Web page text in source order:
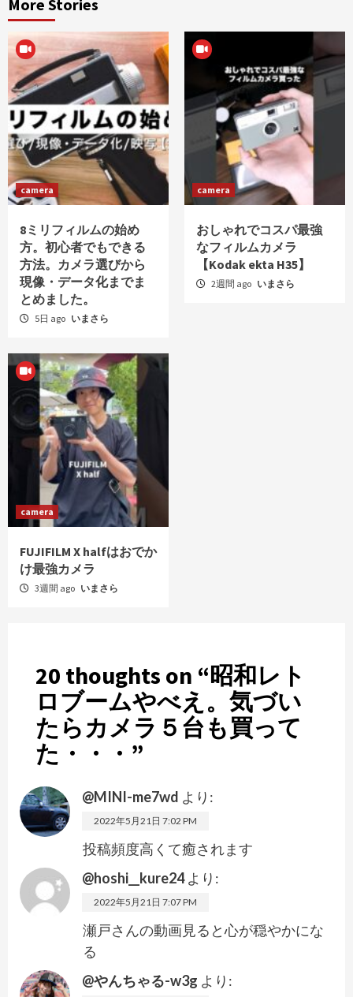
More Stories
camera
8ミリフィルムの始め
方。初心者でもできる
方法。カメラ選びから
現像・データ化までま
とめました。
5日 ago いまさら
camera
おしゃれでコスパ最強
なフィルムカメラ
【Kodak ekta H35】
2週間 ago いまさら
camera
FUJIFILM X halfはおでか
け最強カメラ
3週間 ago いまさら
20 thoughts on “昭和レト
ロブームやべえ。気づい
たらカメラ５台も買って
た・・・ ”
@MINI-me7wd より:
2022年5月21日 7:02 PM
投稿頻度高くて癒されます
@hoshi__kure24 より:
2022年5月21日 7:07 PM
瀬戸さんの動画見ると心が穏やかにな
る
@やんちゃる-w3g より: